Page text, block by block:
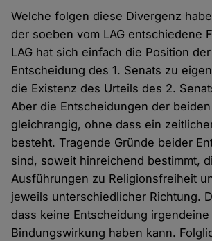
Welche folgen diese Divergenz
der soeben vom LAG entschiedene
LAG hat sich einfach die Position
Entscheidung des 1. Senats zu
die Existenz des Urteils des 2.
Aber die Entscheidungen der
gleichrangig, ohne dass ein
besteht. Tragende Gründe beider
sind, soweit hinreichend bestimmt,
Ausführungen zu Religionsfreiheit
jeweils unterschiedlicher Richtung.
dass keine Entscheidung irgendeine
Bindungswirkung haben kann.